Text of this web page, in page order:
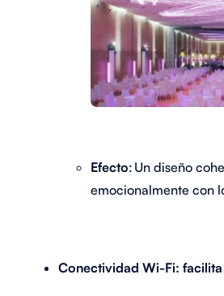
Efecto: Un diseño
emocionalmente con
Conectividad Wi-Fi: